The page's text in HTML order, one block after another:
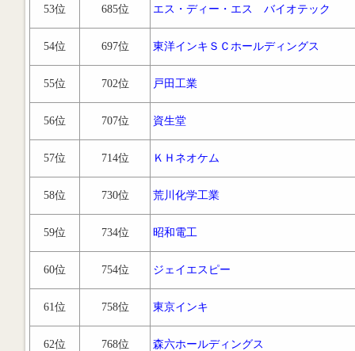
53位 685位 エス・ディー・エス バイオテック
54位 697位 東洋インキＳＣホールディングス
55位 702位 戸田工業
56位 707位 資生堂
57位 714位 ＫＨネオケム
58位 730位 荒川化学工業
59位 734位 昭和電工
60位 754位 ジェイエスピー
61位 758位 東京インキ
62位 768位 森六ホールディングス